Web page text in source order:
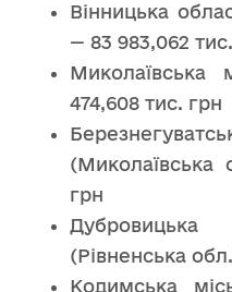
Вінницька
— 83 983,062
474,608 тис. грн
(Миколаївська
грн
(Рівненська
Кодимська